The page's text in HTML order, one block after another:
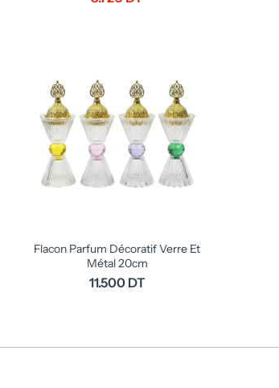
Flacon Parfum Décoratif Verre Et
Métal 20cm
11.500 DT